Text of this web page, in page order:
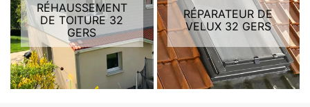
RÉHAUSSEMENT
DE TOITURE 32
GERS
RÉPARATEUR DE
VELUX 32 GERS